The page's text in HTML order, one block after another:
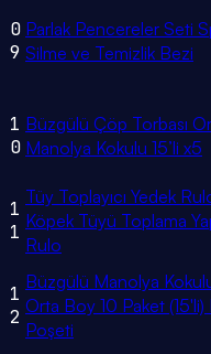
0
9
Parlak Pencereler Seti
Silme ve Temizlik Bezi
1
0
Büzgülü Çöp Torbası
Manolya Kokulu 15’li x5
1
1
Tüy Toplayıcı Yedek
Köpek Tüyü Toplama
Rulo
1
2
Büzgülü Manolya
Orta Boy 10 Paket
Poşeti